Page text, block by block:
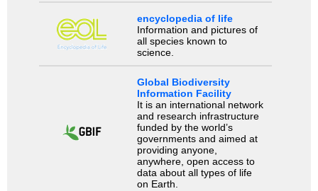
encyclopedia of life
Information and pictures of
all species known to
science.
Global Biodiversity
Information Facility
It is an international network
and research infrastructure
funded by the world’s
governments and aimed at
providing anyone,
anywhere, open access to
data about all types of life
on Earth.